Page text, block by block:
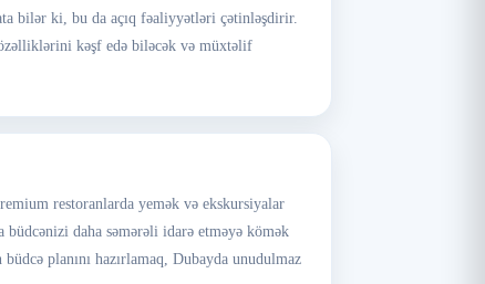
bilər ki, bu da açıq fəaliyyətləri çətinləşdirir.
kəşf edə biləcək və müxtəlif
restoranlarda yemək və ekskursiyalar
daha səmərəli idarə etməyə kömək
planını hazırlamaq, Dubayda unudulmaz